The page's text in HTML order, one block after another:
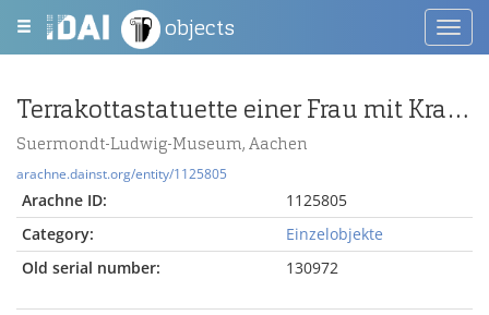
objects
Terrakottastatuette einer Frau mit Kranz im Haar
Suermondt-Ludwig-Museum, Aachen
arachne.dainst.org/entity/1125805
Arachne ID:
1125805
Category:
Einzelobjekte
Old serial number:
130972